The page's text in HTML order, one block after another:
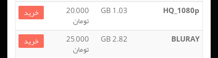
HQ_1080p
1.03 GB
20,000
تومان
خرید
BLURAY
2.82 GB
25,000
تومان
خرید